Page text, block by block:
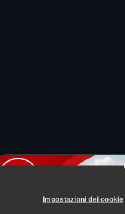
Impostazioni dei cookie